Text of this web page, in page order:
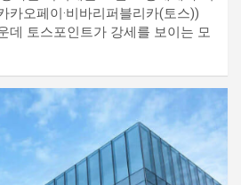
카오페이·비바리퍼블리카(토스))
데 토스포인트가 강세를 보이는 모